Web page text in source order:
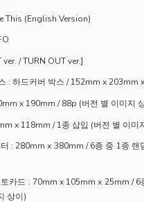
This (English Version)
/ TURN OUT ver.]
: 하드커버 박스 / 152mm x 203mm
x 190mm / 88p (버전 별 이미지
x 118mm / 1종 삽입 (버전 별 이미
: 280mm x 380mm / 6종 중 1종 랜
카드 : 70mm x 105mm x 25mm / 6
상이)